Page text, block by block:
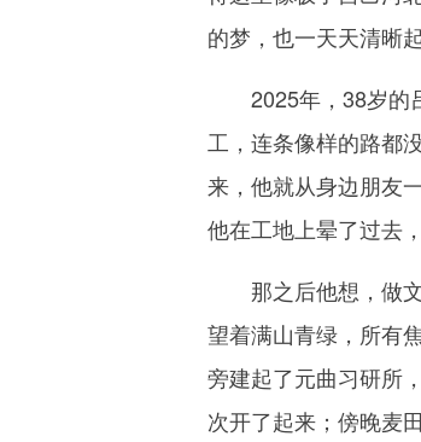
的梦，也一天天清晰
2025年，38岁的吕
工，连条像样的路都
来，他就从身边朋友
他在工地上晕了过去
那之后他想，做文
望着满山青绿，所有
旁建起了元曲习研所
次开了起来；傍晚麦